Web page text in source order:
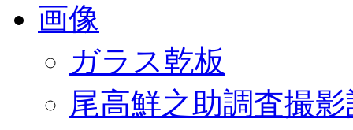
画像
ガラス乾板
尾高鮮之助調査撮